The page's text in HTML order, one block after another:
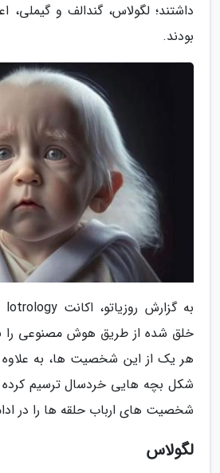
داشتند؛ لگولاس، گندالف و
بودند.
خلق شده از طریق هوش مصنوعی را
هر یک از این شخصیت ها، به علاوه
شکل بچه هایی خردسال ترسیم
شخصیت های ارباب حلقه ها را در
لگولاس